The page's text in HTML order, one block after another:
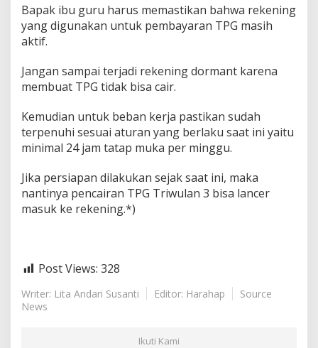
e
m
b
2
0
5
!
Bapak ibu guru harus memastikan bahwa rekening
yang digunakan untuk pembayaran TPG masih
aktif.
Jangan sampai terjadi rekening dormant karena
membuat TPG tidak bisa cair.
Kemudian untuk beban kerja pastikan sudah
terpenuhi sesuai aturan yang berlaku saat ini yaitu
minimal 24 jam tatap muka per minggu.
Jika persiapan dilakukan sejak saat ini, maka
nantinya pencairan TPG Triwulan 3 bisa lancer
masuk ke rekening.*)
Post Views: 328
Writer: Lita Andari Susanti Editor: Harahap
Source
News
Ikuti Kami